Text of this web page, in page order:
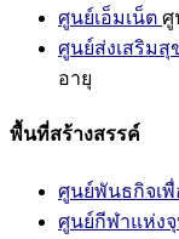
ศูนย์เอ็มเน็ต ศู
ศูนย์ส่งเสริมสุ
อายุ
พื้นที่สร้างสรรค์
ศูนย์พันธกิจเ
ศูนย์กีฬาแห่ง